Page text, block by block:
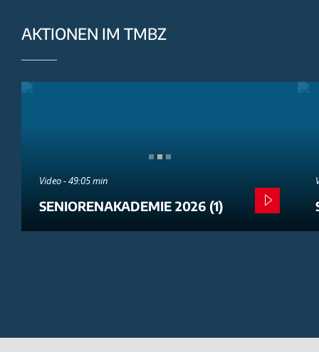
AKTIONEN IM TMBZ
Video - 49:05 min
SENIORENAKADEMIE 2026 (1)